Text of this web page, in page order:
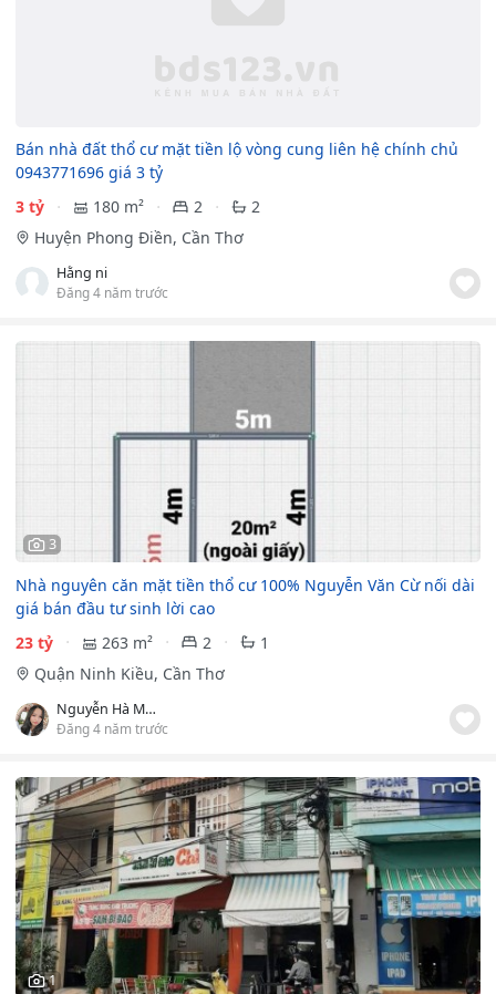
Bán nhà đất thổ cư mặt tiền lộ vòng cung liên hệ chính chủ
0943771696 giá 3 tỷ
3 tỷ
180 m² 2
2
Huyện Phong Điền, Cần Thơ
Hằng ni
Đăng 4 năm trước
3
Nhà nguyên căn mặt tiền thổ cư 100% Nguyễn Văn Cừ nối dài
giá bán đầu tư sinh lời cao
23 tỷ
263 m² 2
1
Quận Ninh Kiều, Cần Thơ
Nguyễn Hà Minh Thư
Đăng 4 năm trước
1